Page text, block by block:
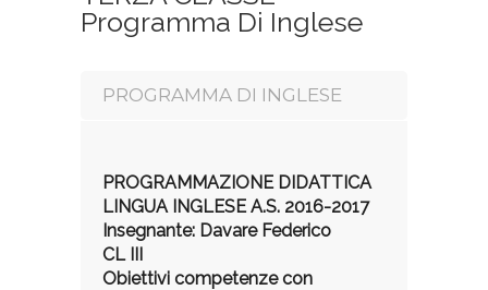
Programma Di Inglese
PROGRAMMA DI INGLESE
PROGRAMMAZIONE DIDATTICA
LINGUA INGLESE A.S. 2016-2017
Insegnante: Davare Federico
CL III
Obiettivi competenze con